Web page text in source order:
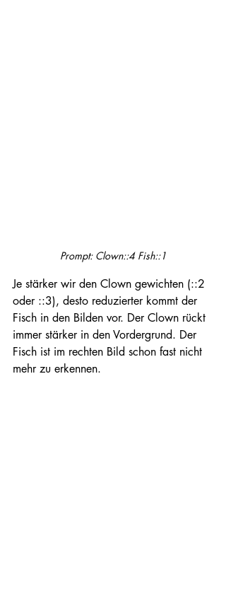
Prompt: Clown::4 Fish::1
Je stärker wir den Clown gewichten (::2
oder ::3), desto reduzierter kommt der
Fisch in den Bilden vor. Der Clown rückt
immer stärker in den Vordergrund. Der
Fisch ist im rechten Bild schon fast nicht
mehr zu erkennen.